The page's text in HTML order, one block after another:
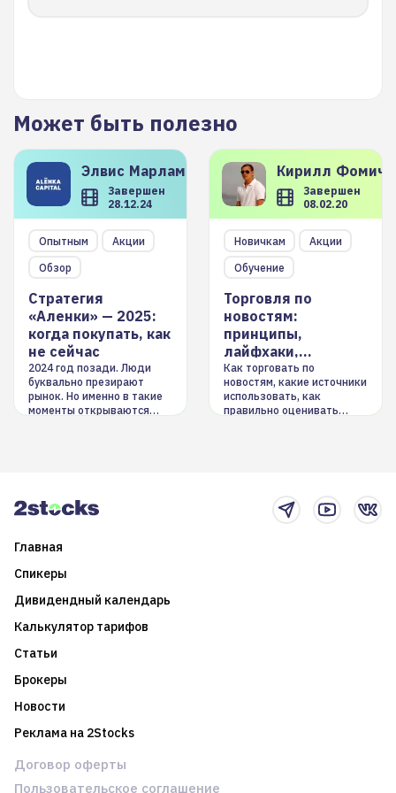
Может быть полезно
Элвис Марламов
Завершен
28.12.24
Опытным
Акции
Обзор
Стратегия
«Аленки» — 2025:
когда покупать, как
не сейчас
2024 год позади. Люди
буквально презирают
рынок. Но именно в такие
моменты открываются
Кирилл
Завершен
08.02.20
Новичкам
Акции
Обучение
Торговля по
новостям:
принципы,
лайфхаки,
инструменты
Как торговать по
новостям, какие источники
использовать, как
правильно оценивать
Главная
Спикеры
Дивидендный календарь
Калькулятор тарифов
Статьи
Брокеры
Новости
Реклама на 2Stocks
Договор оферты
Пользовательское соглашение